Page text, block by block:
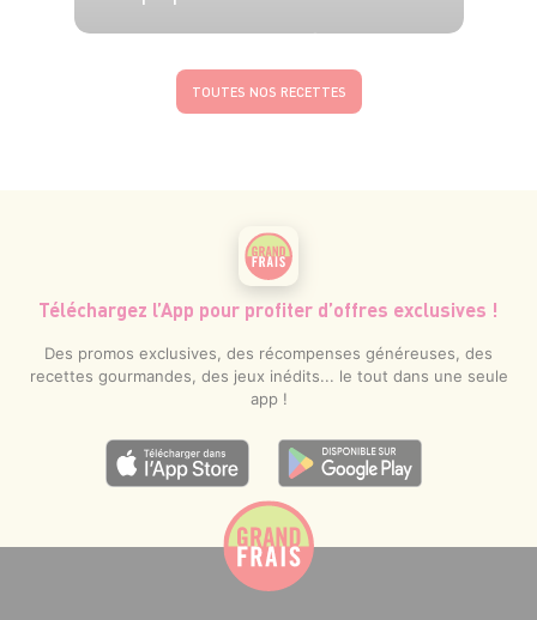
TOUTES NOS RECETTES
Téléchargez l’App pour profiter d’offres exclusives !
Des promos exclusives, des récompenses généreuses, des
recettes gourmandes, des jeux inédits... le tout dans une seule
app !